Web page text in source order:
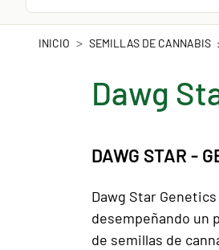
INICIO SEMILLAS DE CANNABIS
Dawg
DAWG STAR -
Dawg Star
desempeñando un
de semillas de